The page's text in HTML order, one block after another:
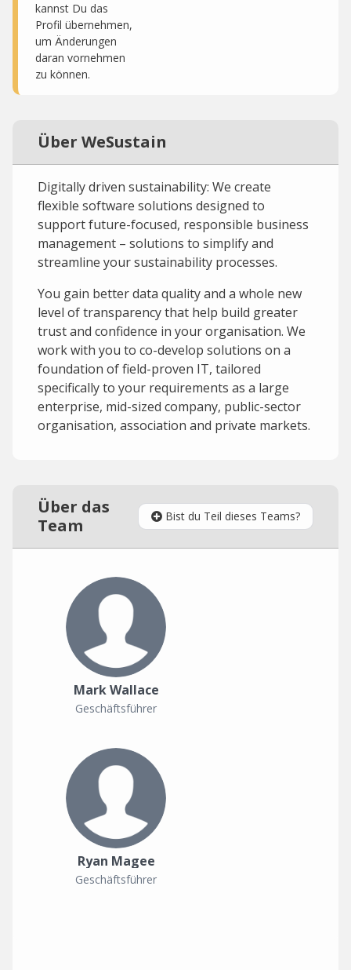
kannst Du das
Profil übernehmen,
um Änderungen
daran vornehmen
zu können.
Über WeSustain
Digitally driven sustainability: We create
flexible software solutions designed to
support future-focused, responsible business
management – solutions to simplify and
streamline your sustainability processes.
You gain better data quality and a whole new
level of transparency that help build greater
trust and confidence in your organisation. We
work with you to co-develop solutions on a
foundation of field-proven IT, tailored
specifically to your requirements as a large
enterprise, mid-sized company, public-sector
organisation, association and private markets.
Über das
Team
Bist du Teil dieses Teams?
Mark Wallace
Geschäftsführer
Ryan Magee
Geschäftsführer